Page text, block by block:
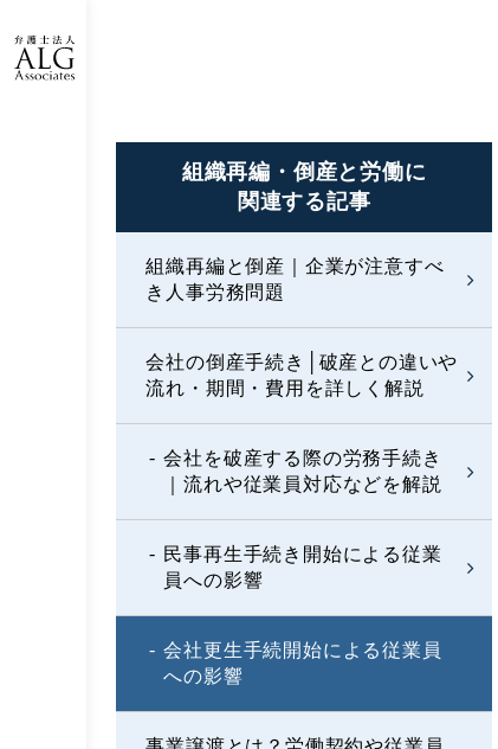
組織再編・倒産と労働に
関連する記事
組織再編と倒産｜企業が注意すべ
き人事労務問題
会社の倒産手続き│破産との違いや
流れ・期間・費用を詳しく解説
会社を破産する際の労務手続き
｜流れや従業員対応などを解説
民事再生手続き開始による従業
員への影響
会社更生手続開始による従業員
への影響